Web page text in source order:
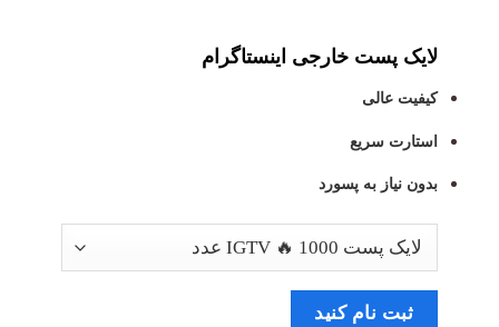
لایک پست خارجی اینستاگرام
کیفیت عالی
استارت سریع
بدون نیاز به پسورد
ثبت نام کنید